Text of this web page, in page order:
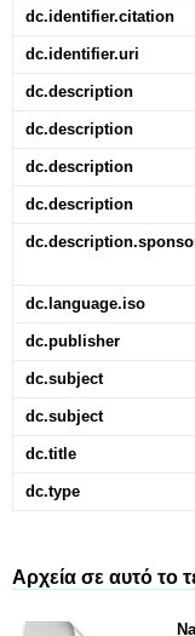
dc.identifier.citation
dc.identifier.uri
dc.description
dc.description
dc.description
dc.description
dc.language.iso
dc.publisher
dc.subject
dc.subject
dc.title
dc.type
Αρχεία σε αυτό το